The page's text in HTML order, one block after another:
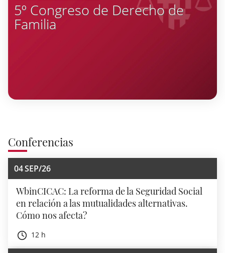
5º Congreso de Derecho de
Familia
Conferencias
04SEP/26
WbinCICAC: La reforma de la Seguridad Social
en relación a las mutualidades alternativas.
Cómo nos afecta?
12 h